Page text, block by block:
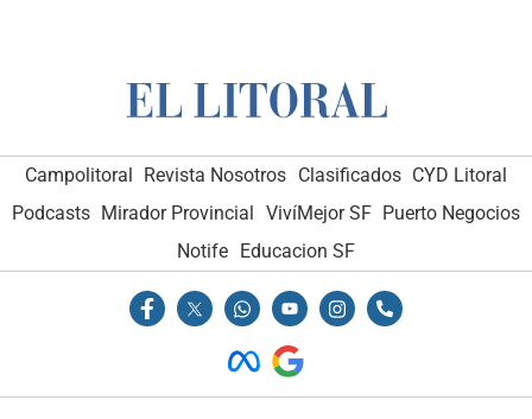
Campolitoral Revista Nosotros Clasificados CYD Litoral
Podcasts Mirador Provincial VivíMejor SF Puerto Negocios
Notife Educacion SF